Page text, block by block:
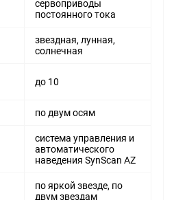
сервоприводы
постоянного тока
звездная, лунная,
солнечная
до 10
по двум осям
система управления и
автоматического
наведения SynScan AZ
по яркой звезде, по
двум звездам